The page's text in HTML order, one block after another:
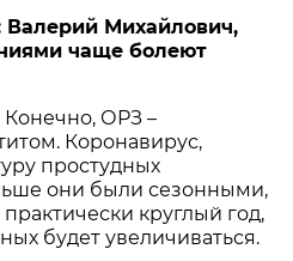
Михайлович,
чаще болеют
Конечно, ОРЗ –
Коронавирус,
простудных
они были сезонными,
круглый год,
будет увеличиваться.